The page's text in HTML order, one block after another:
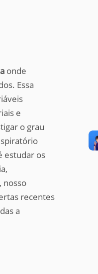
onde
Essa
e
o grau
estudar os
nosso
recentes
a